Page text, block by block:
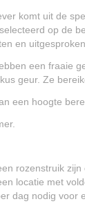
komt uit de
op de
en
een fraaie
geur. Ze
een hoogte
rozenstruik
locatie met
dag nodig voor